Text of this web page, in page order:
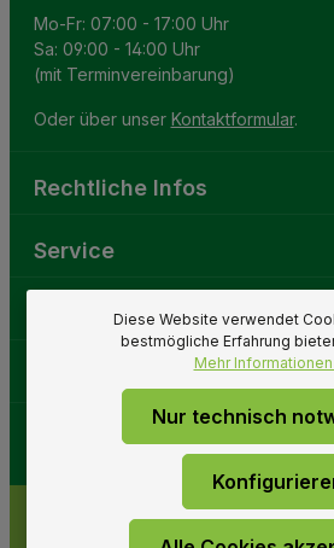
Mo-Fr: 07:00 - 17:00 Uhr
Sa: 09:00 - 14:00 Uhr
(mit Terminvereinbarung)
Oder über unser Kontaktformular.
Rechtliche Infos
Service
GartenweltDiese Website verwendet
bestmögliche Erfahrung
Mehr Informationen
Nur technisch